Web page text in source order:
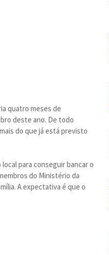
quatro meses de
deste ano. De todo
do que já está previsto
para conseguir bancar o
do Ministério da
A expectativa é que o